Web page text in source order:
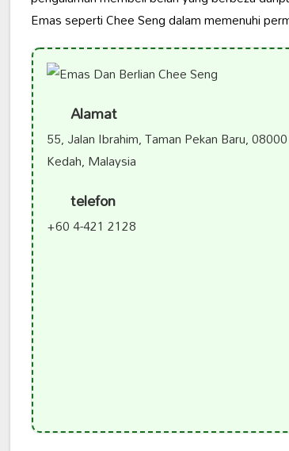
Emas seperti Chee Seng dalam memenuhi
Alamat
55, Jalan Ibrahim, Taman Pekan Baru,
Kedah, Malaysia
telefon
+60 4-421 2128